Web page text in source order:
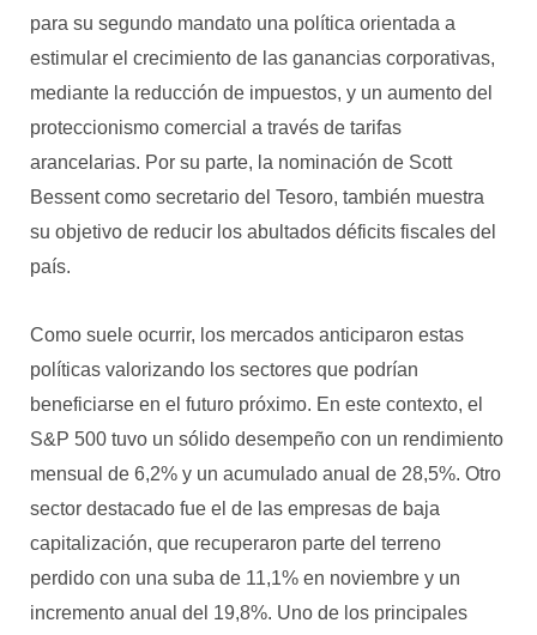
para su segundo mandato una política orientada a
estimular el crecimiento de las ganancias corporativas,
mediante la reducción de impuestos, y un aumento del
proteccionismo comercial a través de tarifas
arancelarias. Por su parte, la nominación de Scott
Bessent como secretario del Tesoro, también muestra
su objetivo de reducir los abultados déficits fiscales del
país.
Como suele ocurrir, los mercados anticiparon estas
políticas valorizando los sectores que podrían
beneficiarse en el futuro próximo. En este contexto, el
S&P 500 tuvo un sólido desempeño con un rendimiento
mensual de 6,2% y un acumulado anual de 28,5%. Otro
sector destacado fue el de las empresas de baja
capitalización, que recuperaron parte del terreno
perdido con una suba de 11,1% en noviembre y un
incremento anual del 19,8%. Uno de los principales